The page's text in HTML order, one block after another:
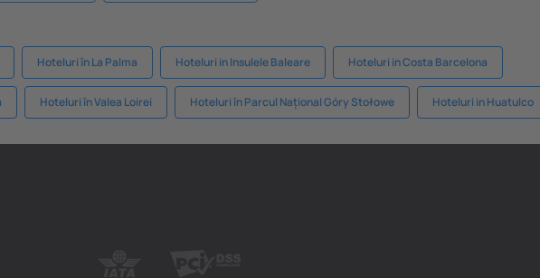
Hoteluri în La Palma Hoteluri in Insulele Baleare Hoteluri in Costa Barcelona
Hoteluri în Valea Loirei Hoteluri în Parcul Național Góry Stołowe Hoteluri in Huatulco